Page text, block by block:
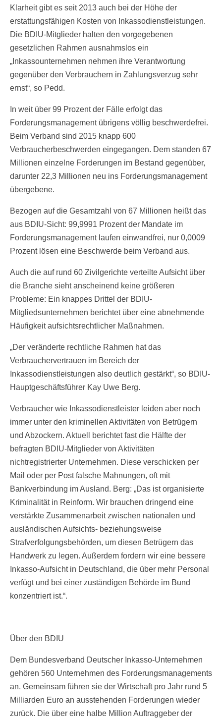
Klarheit gibt es seit 2013 auch bei der Höhe der
erstattungsfähigen Kosten von Inkassodienstleistungen.
Die BDIU-Mitglieder halten den vorgegebenen
gesetzlichen Rahmen ausnahmslos ein
„Inkassounternehmen nehmen ihre Verantwortung
gegenüber den Verbrauchern in Zahlungsverzug sehr
ernst“, so Pedd.
In weit über 99 Prozent der Fälle erfolgt das
Forderungsmanagement übrigens völlig beschwerdefrei.
Beim Verband sind 2015 knapp 600
Verbraucherbeschwerden eingegangen. Dem standen 67
Millionen einzelne Forderungen im Bestand gegenüber,
darunter 22,3 Millionen neu ins Forderungsmanagement
übergebene.
Bezogen auf die Gesamtzahl von 67 Millionen heißt das
aus BDIU-Sicht: 99,9991 Prozent der Mandate im
Forderungsmanagement laufen einwandfrei, nur 0,0009
Prozent lösen eine Beschwerde beim Verband aus.
Auch die auf rund 60 Zivilgerichte verteilte Aufsicht über
die Branche sieht anscheinend keine größeren
Probleme: Ein knappes Drittel der BDIU-
Mitgliedsunternehmen berichtet über eine abnehmende
Häufigkeit aufsichtsrechtlicher Maßnahmen.
„Der veränderte rechtliche Rahmen hat das
Verbrauchervertrauen im Bereich der
Inkassodienstleistungen also deutlich gestärkt“, so BDIU-
Hauptgeschäftsführer Kay Uwe Berg.
Verbraucher wie Inkassodienstleister leiden aber noch
immer unter den kriminellen Aktivitäten von Betrügern
und Abzockern. Aktuell berichtet fast die Hälfte der
befragten BDIU-Mitglieder von Aktivitäten
nichtregistrierter Unternehmen. Diese verschicken per
Mail oder per Post falsche Mahnungen, oft mit
Bankverbindung im Ausland. Berg: „Das ist organisierte
Kriminalität in Reinform. Wir brauchen dringend eine
verstärkte Zusammenarbeit zwischen nationalen und
ausländischen Aufsichts- beziehungsweise
Strafverfolgungsbehörden, um diesen Betrügern das
Handwerk zu legen. Außerdem fordern wir eine bessere
Inkasso-Aufsicht in Deutschland, die über mehr Personal
verfügt und bei einer zuständigen Behörde im Bund
konzentriert ist.“.
Über den BDIU
Dem Bundesverband Deutscher Inkasso-Unternehmen
gehören 560 Unternehmen des Forderungsmanagements
an. Gemeinsam führen sie der Wirtschaft pro Jahr rund 5
Milliarden Euro an ausstehenden Forderungen wieder
zurück. Die über eine halbe Million Auftraggeber der